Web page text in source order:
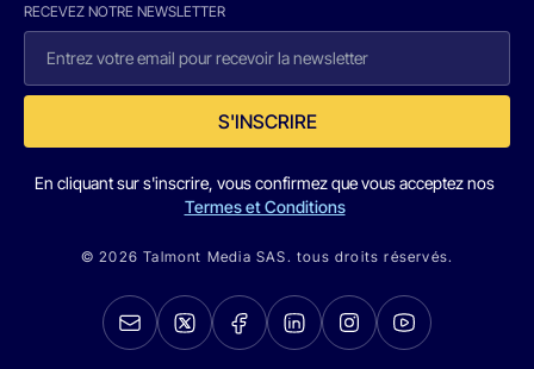
RECEVEZ NOTRE NEWSLETTER
S'INSCRIRE
En cliquant sur s'inscrire, vous confirmez que vous acceptez nos
Termes et Conditions
© 2026 Talmont Media SAS. tous droits réservés.